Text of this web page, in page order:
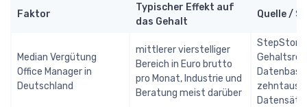
Faktor
Typischer Effekt auf
das Gehalt
Quelle /
Median Vergütung
Office Manager in
Deutschland
mittlerer vierstelliger
Bereich in Euro brutto
pro Monat, Industrie und
Beratung meist darüber
StepStone